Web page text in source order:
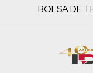
BOLSA DE